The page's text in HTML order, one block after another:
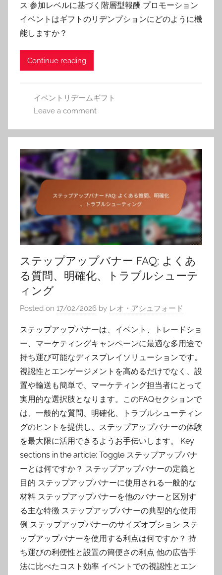
ス 参加レベルに基づく階層型報酬 プロモーション
イベントはギフトのリデンプションにどのように機
能しますか？
Continue reading
イベントリデームギフト
Leave a comment
ステップアップバナー FAQ: よくあ
る質問、明確化、トラブルシューテ
ィング
Posted on 17/02/2026 by レオ・アシュフォード
ステップアップバナーは、イベント、トレードショ
ー、マーケティングキャンペーンに最適な多用途で
持ち運び可能なディスプレイソリューションです。
視認性とエンゲージメントを高めるだけでなく、設
置や輸送も簡単で、マーケティング担当者にとって
実用的な選択肢となります。このFAQセクションで
は、一般的な質問、明確化、トラブルシューティン
グのヒントを提供し、ステップアップバナーの体験
を最大限に活用できるようお手伝いします。 Key
sections in the article: Toggle ステップアップバナ
ーとは何ですか？ ステップアップバナーの定義と
目的 ステップアップバナーに使用される一般的な
材料 ステップアップバナーを他のバナーと区別す
る主な特徴 ステップアップバナーの典型的な使用
例 ステップアップバナーのサイズオプション ステ
ップアップバナーを使用する利点は何ですか？ 持
ち運びの利便性と設置の簡便さの利点 他の広告手
法に比べたコスト効率 イベントでの視認性とエン